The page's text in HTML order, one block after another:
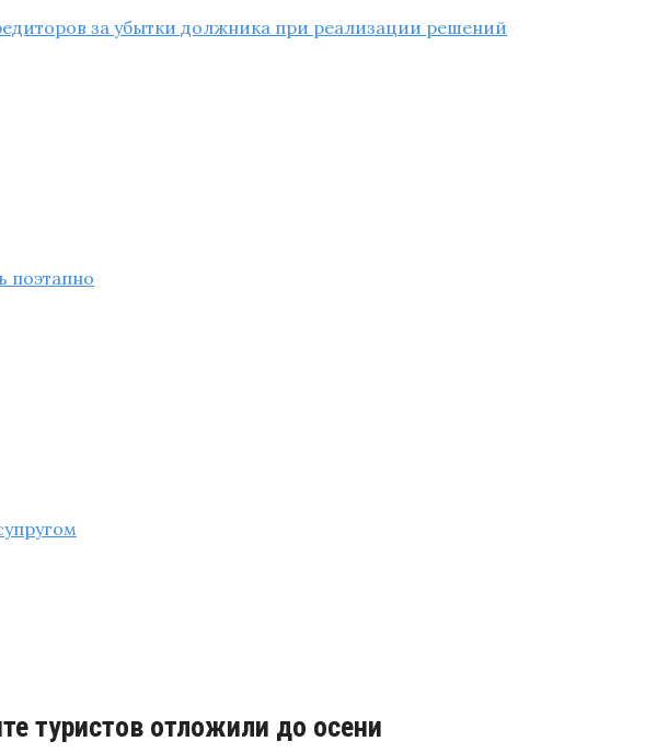
туристов отложили до осени